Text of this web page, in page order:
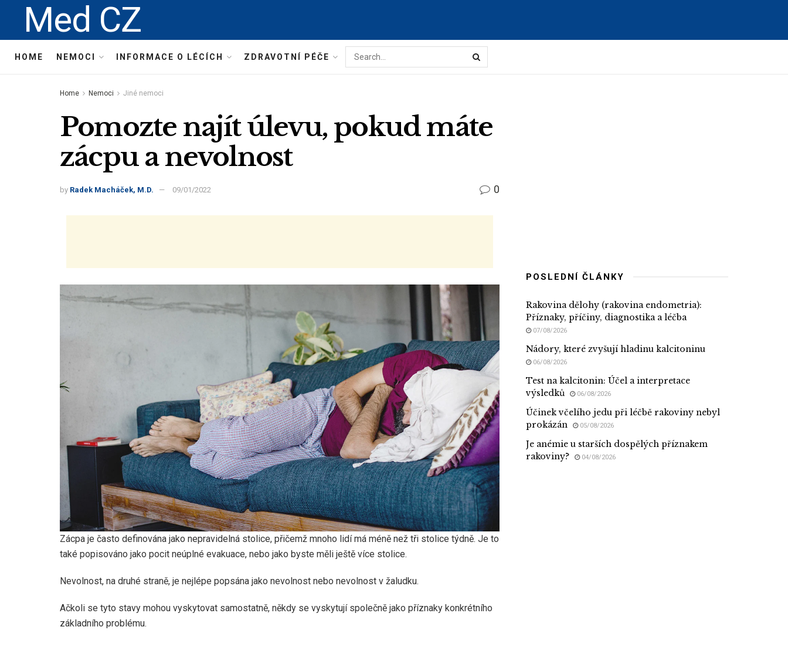
Med CZ
HOME NEMOCI INFORMACE O LÉCÍCH ZDRAVOTNÍ PÉČE
Home Nemoci Jiné nemoci
Pomozte najít úlevu, pokud máte
zácpu a nevolnost
by Radek Macháček, M.D. 09/01/2022 0
Zácpa je často definována jako nepravidelná stolice, přičemž mnoho lidí má méně než tři stolice týdně. Je to
také popisováno jako pocit neúplné evakuace, nebo jako byste měli ještě více stolice.
Nevolnost, na druhé straně, je nejlépe popsána jako nevolnost nebo nevolnost v žaludku.
Ačkoli se tyto stavy mohou vyskytovat samostatně, někdy se vyskytují společně jako příznaky konkrétního
základního problému.
POSLEDNÍ ČLÁNKY
Rakovina dělohy (rakovina endometria):
Příznaky, příčiny, diagnostika a léčba
07/08/2026
Nádory, které zvyšují hladinu kalcitoninu
06/08/2026
Test na kalcitonin: Účel a interpretace
výsledků
06/08/2026
Účinek včelího jedu při léčbě rakoviny nebyl
prokázán
05/08/2026
Je anémie u starších dospělých příznakem
rakoviny?
04/08/2026